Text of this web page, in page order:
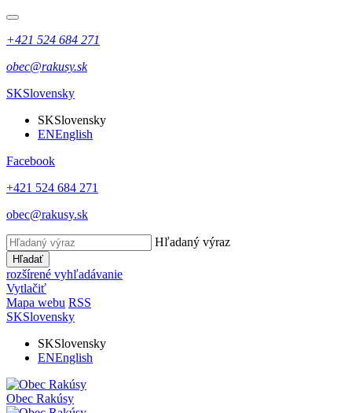
+421 524 684 271
obec@rakusy.sk
SKSlovensky
SKSlovensky
ENEnglish
Facebook
+421 524 684 271
obec@rakusy.sk
Hľadaný výraz
Hľadať
rozšírené vyhľadávanie
Vytlačiť
Mapa webu RSS
SKSlovensky
SKSlovensky
ENEnglish
Obec Rakúsy